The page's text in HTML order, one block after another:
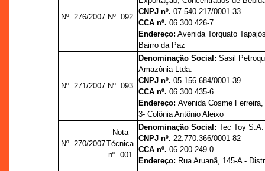
Nº. 276/2007 Nº. 092
CNPJ nº.07.540.217/0001-33
CCA nº.06.300.426-7
Endereço: Avenida Torquato
Bairro da Paz
Nº. 271/2007 Nº. 093
Denominação Social: Sasil
Amazônia Ltda.
CNPJ nº.05.156.684/0001-39
CCA nº.06.300.435-6
Endereço:Avenida Cosme
3- Colônia Antônio Aleixo
Nº. 270/2007
Nota
Técnica
nº. 001
Denominação Social: Tec Toy S.A.
CNPJ nº.22.770.366/0001-82
CCA nº.06.200.249-0
Endereço: Rua Aruanã, 145-A -